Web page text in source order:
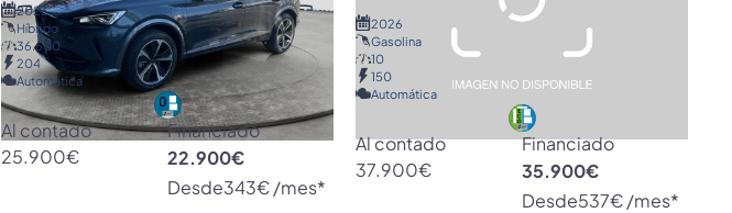
2023
Híbrido
36.600
204
Automática
Al contado
25.900€
Financiado
22.900€
Desde343€ /mes*
2026
Gasolina
10
150
Automática
Al contado
37.900€
Financiado
35.900€
Desde537€ /mes*